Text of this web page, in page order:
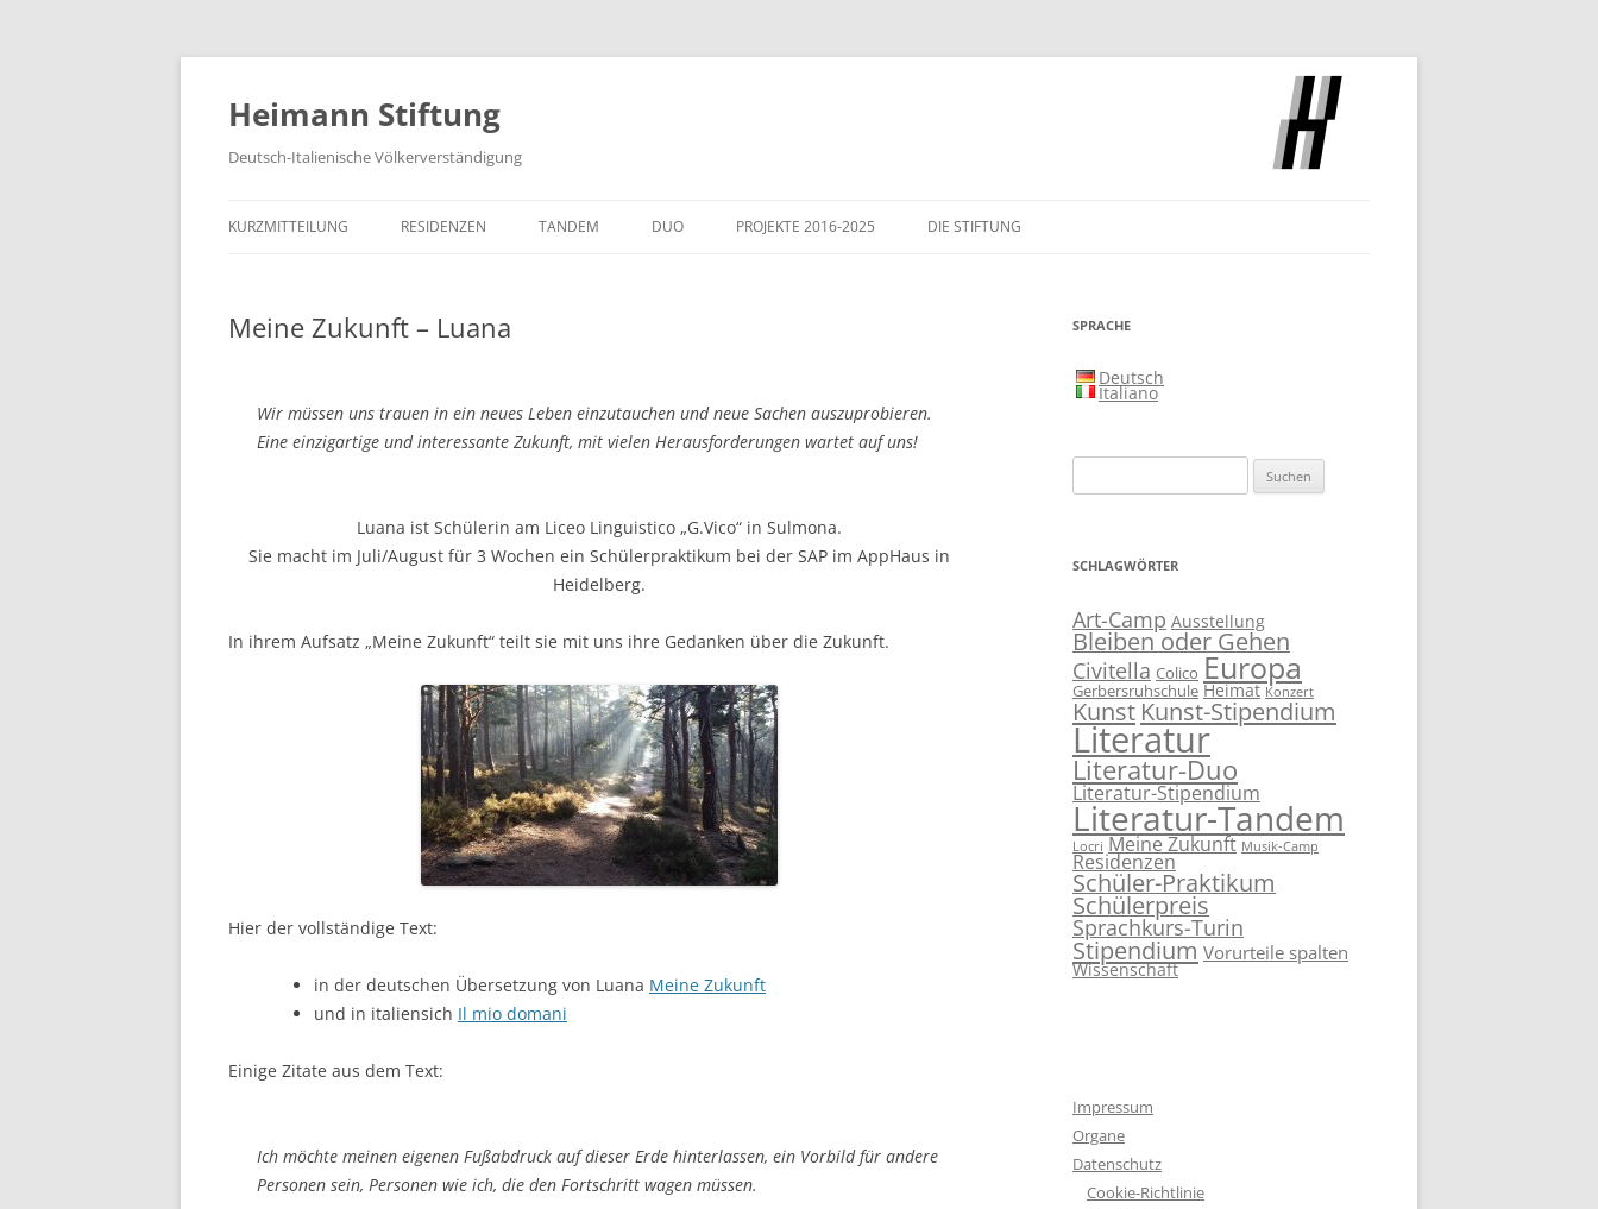
Zum
springen
Heimann Stiftung
Deutsch-Italienische Völkerverständigung
KURZMITTEILUNG RESIDENZEN TANDEM DUO PROJEKTE 2016-2025 DIE STIFTUNG
ITALIENHAUS – WIESLOCH
Meine Zukunft – Luana
Wir müssen uns trauen in ein neues Leben einzutauchen und neue Sachen auszuprobieren.
Eine einzigartige und interessante Zukunft, mit vielen Herausforderungen wartet auf uns!
Luana ist Schülerin am Liceo Linguistico „G.Vico“ in Sulmona.
Sie macht im Juli/August für 3 Wochen ein Schülerpraktikum bei der SAP im AppHaus in
Heidelberg.
In ihrem Aufsatz „Meine Zukunft“ teilt sie mit uns ihre Gedanken über die Zukunft.
Hier der vollständige Text:
in der deutschen Übersetzung von Luana Meine Zukunft
und in italiensich Il mio domani
Einige Zitate aus dem Text:
Ich möchte meinen eigenen Fußabdruck auf dieser Erde hinterlassen, ein Vorbild für andere
Personen sein, Personen wie ich, die den Fortschritt wagen müssen.
SPRACHE
Deutsch
Italiano
nach:
SCHLAGWÖRTER
Art-Camp Ausstellung
Bleiben oder Gehen
Civitella Colico Europa
Gerbersruhschule Heimat Konzert
Kunst Kunst-Stipendium
Literatur
Literatur-Duo
Literatur-Stipendium
Literatur-Tandem
Locri Meine Zukunft Musik-Camp
Residenzen
Schüler-Praktikum
Schülerpreis
Sprachkurs-Turin
Stipendium Vorurteile spalten
Wissenschaft
Impressum
Organe
Datenschutz
Cookie-Richtlinie